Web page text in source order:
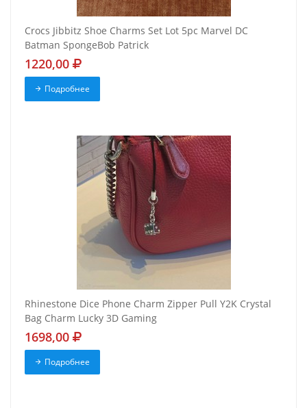
Crocs Jibbitz Shoe Charms Set Lot 5pc Marvel DC
Batman SpongeBob Patrick
1220,00
Подробнее
Rhinestone Dice Phone Charm Zipper Pull Y2K Crystal
Bag Charm Lucky 3D Gaming
1698,00
Подробнее